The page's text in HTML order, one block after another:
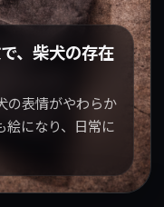
、柴犬の存在
の表情がやわらか
絵になり、日常に